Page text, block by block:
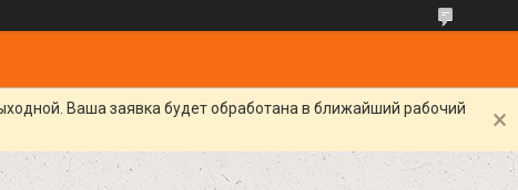
Ваша заявка будет обработана в ближайший рабочий